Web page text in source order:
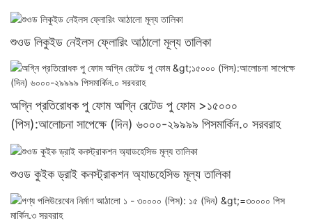
শুওড লিকুইড নেইলস ফ্লোরিং আঠালো মূল্য তালিকা
অগ্নি প্রতিরোধক পু ফোম অগ্নি রেটেড পু ফোম >১৫০০০
(পিস):আলোচনা সাপেক্ষে (দিন) ৬০০০-২৯৯৯৯ পিসমার্কিন.০ সরবরাহ
শুওড কুইক ড্রাই কনস্ট্রাকশন অ্যাডহেসিভ মূল্য তালিকা